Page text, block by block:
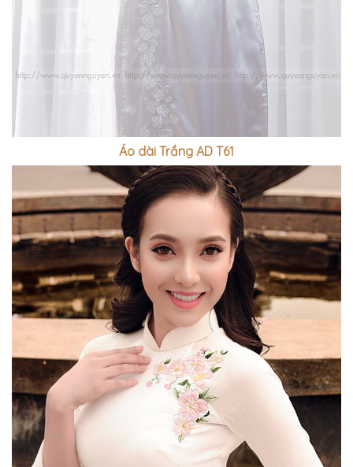
Áo dài Trắng AD T61